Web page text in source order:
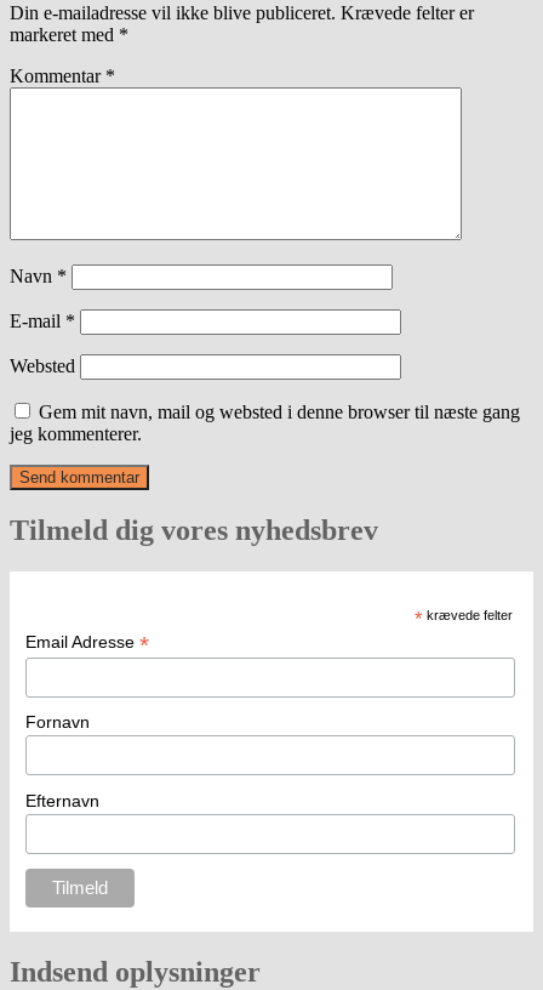
Din e-mailadresse vil ikke blive publiceret. Krævede felter er
markeret med *
Kommentar *
Navn *
E-mail *
Websted
Gem mit navn, mail og websted i denne browser til næste gang
jeg kommenterer.
Tilmeld dig vores nyhedsbrev
* krævede felter
Email Adresse *
Fornavn
Efternavn
Indsend oplysninger